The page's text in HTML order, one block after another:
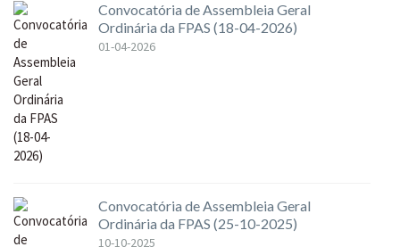
Convocatória de Assembleia Geral
Ordinária da FPAS (18-04-2026)
01-04-2026
Convocatória de Assembleia Geral
Ordinária da FPAS (25-10-2025)
10-10-2025